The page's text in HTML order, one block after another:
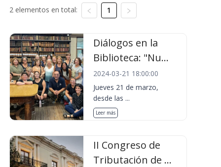
2 elementos en total: 1
Diálogos en la
Biblioteca: "Nu...
2024-03-21 18:00:00
Jueves 21 de marzo,
desde las ...
Leer más
II Congreso de
Tributación de ...